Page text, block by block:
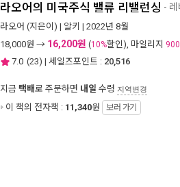
라오어의 미국주식 밸류 리밸런싱 -
라오어 (지은이) | 알키 | 2022년 8월
18,000원 → 16,200원 (10%할인), 마일리지 900
7.0 (23) | 세일즈포인트 : 20,516
지금 택배로 주문하면 내일 수령 지역변경
이 책의 전자책 : 11,340원 보러 가기